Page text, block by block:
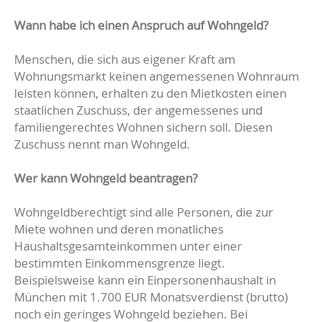
Wann habe ich einen Anspruch auf Wohngeld?
Menschen, die sich aus eigener Kraft am
Wohnungsmarkt keinen angemessenen Wohnraum
leisten können, erhalten zu den Mietkosten einen
staatlichen Zuschuss, der angemessenes und
familiengerechtes Wohnen sichern soll. Diesen
Zuschuss nennt man Wohngeld.
Wer kann Wohngeld beantragen?
Wohngeldberechtigt sind alle Personen, die zur
Miete wohnen und deren monatliches
Haushaltsgesamteinkommen unter einer
bestimmten Einkommensgrenze liegt.
Beispielsweise kann ein Einpersonenhaushalt in
München mit 1.700 EUR Monatsverdienst (brutto)
noch ein geringes Wohngeld beziehen. Bei